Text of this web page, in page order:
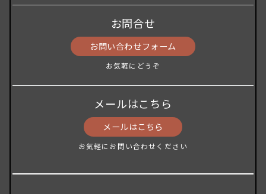
お問合せ
お問い合わせフォーム
お気軽にどうぞ
メールはこちら
メールはこちら
お気軽にお問い合わせください